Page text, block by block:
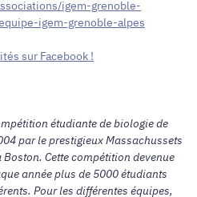
igem-grenoble-
igem-grenoble-alpes
sur Facebook !
étudiante de biologie de
par le prestigieux Massachussets
Cette compétition devenue
année plus de 5000 étudiants
Pour les différentes équipes,